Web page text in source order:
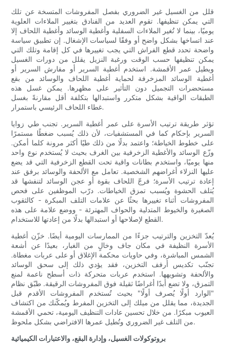
قلل من الغسيل غير الضروري بفصل المفروشات المتسخة عن تلك
التي يمكن تنظيفها. تقوم العديد من الفنادق بتغيير الملاءات العلوية
يوميًا، بينما لا تُغير الملاءات السفلية وأغطية الوسائد وأغطية اللحاف إلا
عند اتساخها بشكل واضح أو وفقًا لسياسات الإشغال. إن تطبيق سياسة
واضحة تحدد قطع الفراش التي يجب تغييرها في كل إقامة وتلك التي
يمكن تنظيفها حسب الوقت ورغبة النزيل يقلل من دورات الغسيل
ويطيل عمر الأقمشة. استخدم أغطية السرير أو مفارش السرير أو
أغطية الوسائد المزخرفة لحماية أغطية اللحاف والوسائد من بقع
مستحضرات التجميل دون التأثير على مظهرها. يمكن غسل هذه
الطبقات الواقية بشكل متكرر واستبدالها بتكلفة أقل مقارنةً بغسل
غطاء اللحاف الرئيسي باستمرار.
تؤثر طريقة ترتيب الأسرة على عمر أغطية السرير. تجنب طي زوايا
السرير بإحكام كما في المستشفيات، لأن ذلك يُسبب ضغطًا مستمرًا
على خطوط الخياطة؛ واعتمد بدلًا من ذلك طيًا أكثر مرونة كلما أمكن.
وزّع الوسائد والأغطية الزخرفية بين الغرف بحيث لا يُستخدم نوع واحد
منها يوميًا، واستخدم بطانات واقية تحت القطع الزخرفية التي قد يضع
عليها النزلاء أغراضهم الشخصية. تعامل مع الألحفة والوسائد برفق عند
إعادة ترتيب الأسرة؛ فرجّ اللحاف بقوة أو عجن الوسائد لتنفشها قد
يُتلف الحشوة ويُسبب تمزق الخياطات. درّب الموظفين على فحص
المفروشات أثناء تغييرها بحثًا عن علامات التلف المبكرة - كالثقوب
الصغيرة والخيوط المتدلية والحواف المهترئة - ووضع علامة على هذه
القطع لإصلاحها أو استبدالها بدلًا من إعادتها للاستخدام.
يُعدّ التخزين والترتيب جزءًا من الممارسات اليومية أيضًا. خزّن أغطية
الأسرة النظيفة في مكان جاف وخالٍ من الغبار، بعيدًا عن أشعة
الشمس المباشرة، وفي حاويات محكمة الإغلاق أو على عربات مغطاة.
تجنّب تكديس أرفف التخزين، فقد يؤدي ذلك إلى سحق الوسائد
والألحفة وتشويهها. استخدم عربات متحركة ذات أسطح ناعمة لمنع
التمزق، ولا تضع أبدًا أغراضًا ثقيلة فوق المفروشات الرقيقة. طبّق نظام
"الوارد أولًا يُصرف أولًا" بحيث تُستخدم المفروشات الأقدم قبل
الجديدة، مما يقلل من ميلك إلى التخزين المفرط ويُمكّنك من اكتشاف
العيوب مبكرًا. من خلال تحسين عادات التنظيف اليومية، تحمي الأقمشة
من التلف غير الضروري وتُطيل عمرها الافتراضي بشكل ملحوظ.
بروتوكولات الغسيل، وإدارة البقع، والاعتبارات الكيميائية